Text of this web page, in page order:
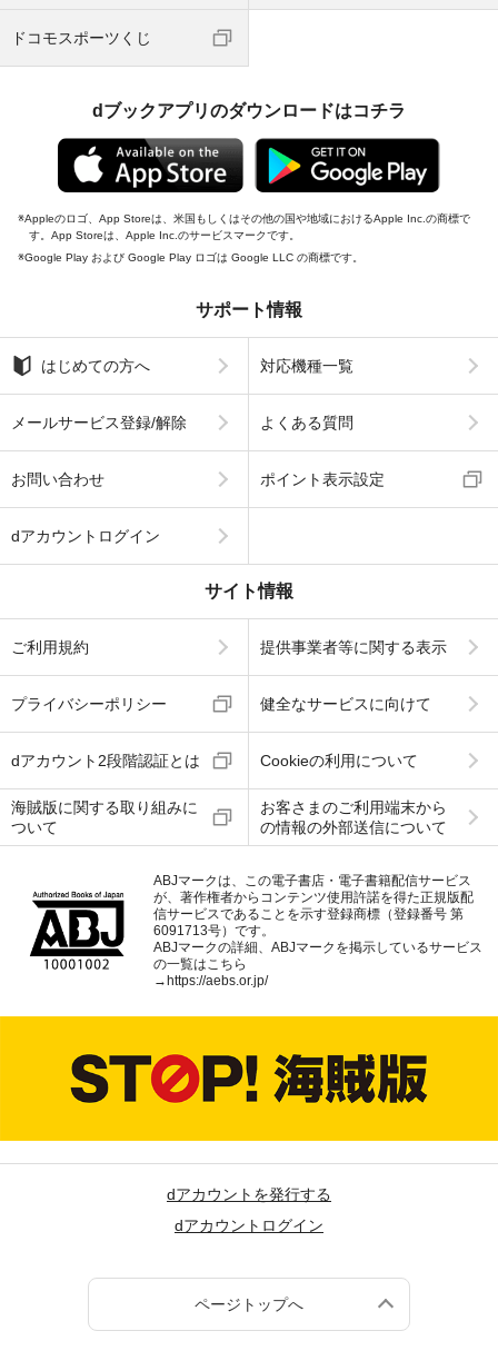
ドコモスポーツくじ
dブックアプリのダウンロードはコチラ
Appleのロゴ、App Storeは、米国もしくはその他の国や地域におけるApple Inc.の商標で
す。App Storeは、Apple Inc.のサービスマークです。
Google Play および Google Play ロゴは Google LLC の商標です。
サポート情報
はじめての方へ 対応機種一覧
メールサービス登録/解除 よくある質問
お問い合わせ ポイント表示設定
dアカウントログイン
サイト情報
ご利用規約 提供事業者等に関する表示
プライバシーポリシー 健全なサービスに向けて
dアカウント2段階認証とは Cookieの利用について
海賊版に関する取り組みに
ついて
お客さまのご利用端末から
の情報の外部送信について
ABJマークは、この電子書店・電子書籍配信サービス
が、著作権者からコンテンツ使用許諾を得た正規版配
信サービスであることを示す登録商標（登録番号 第
6091713号）です。
ABJマークの詳細、ABJマークを掲示しているサービス
の一覧はこちら
→https://aebs.or.jp/
dアカウントを発行する
dアカウントログイン
ページトップへ